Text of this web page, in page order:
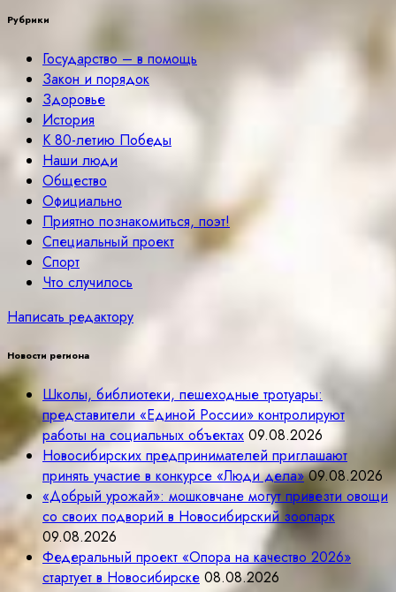
Рубрики
Государство – в помощь
Закон и порядок
Здоровье
История
К 80-летию Победы
Наши люди
Общество
Официально
Приятно познакомиться, поэт!
Специальный проект
Спорт
Что случилось
Написать редактору
Новости региона
Школы, библиотеки, пешеходные тротуары:
представители «Единой России» контролируют
работы на социальных объектах 09.08.2026
Новосибирских предпринимателей приглашают
принять участие в конкурсе «Люди дела» 09.08.2026
«Добрый урожай»: мошковчане могут привезти овощи
со своих подворий в Новосибирский зоопарк
09.08.2026
Федеральный проект «Опора на качество 2026»
стартует в Новосибирске 08.08.2026